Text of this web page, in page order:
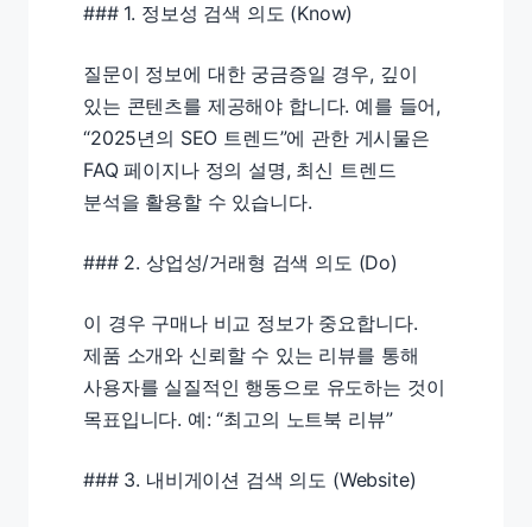
### 1. 정보성 검색 의도 (Know)
질문이 정보에 대한 궁금증일 경우, 깊이
있는 콘텐츠를 제공해야 합니다. 예를 들어,
“2025년의 SEO 트렌드”에 관한 게시물은
FAQ 페이지나 정의 설명, 최신 트렌드
분석을 활용할 수 있습니다.
### 2. 상업성/거래형 검색 의도 (Do)
이 경우 구매나 비교 정보가 중요합니다.
제품 소개와 신뢰할 수 있는 리뷰를 통해
사용자를 실질적인 행동으로 유도하는 것이
목표입니다. 예: “최고의 노트북 리뷰”
### 3. 내비게이션 검색 의도 (Website)